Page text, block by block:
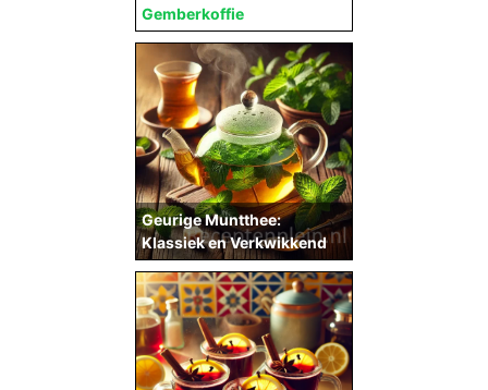
Gemberkoffie
Geurige Muntthee:
Klassiek en Verkwikkend